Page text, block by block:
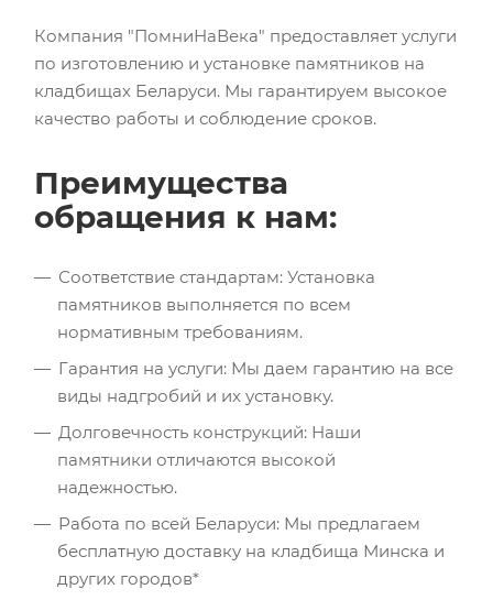
Компания "ПомниНаВека" предоставляет услуги
по изготовлению и установке памятников на
кладбищах Беларуси. Мы гарантируем высокое
качество работы и соблюдение сроков.
Преимущества
обращения к нам:
Соответствие стандартам: Установка
памятников выполняется по всем
нормативным требованиям.
Гарантия на услуги: Мы даем гарантию на все
виды надгробий и их установку.
Долговечность конструкций: Наши
памятники отличаются высокой
надежностью.
Работа по всей Беларуси: Мы предлагаем
бесплатную доставку на кладбища Минска и
других городов*